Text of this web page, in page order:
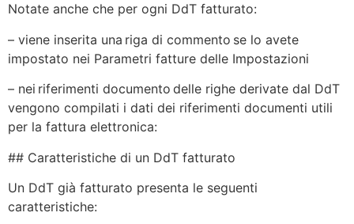
Notate anche che per ogni DdT fatturato:
– viene inserita una riga di commento se lo avete
impostato nei Parametri fatture delle Impostazioni
– nei riferimenti documento delle righe derivate dal DdT
vengono compilati i dati dei riferimenti documenti utili
per la fattura elettronica:
## Caratteristiche di un DdT fatturato
Un DdT già fatturato presenta le seguenti
caratteristiche: